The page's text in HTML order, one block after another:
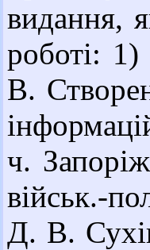
видання,
роботі:
В.
ч.
військ.-
Д. В.